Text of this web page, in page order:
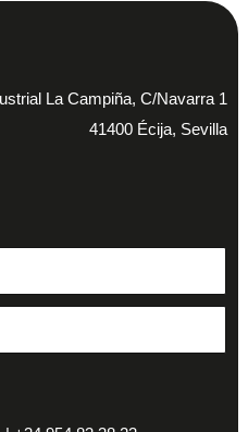
La Campiña, C/Navarra 1
41400 Écija, Sevilla